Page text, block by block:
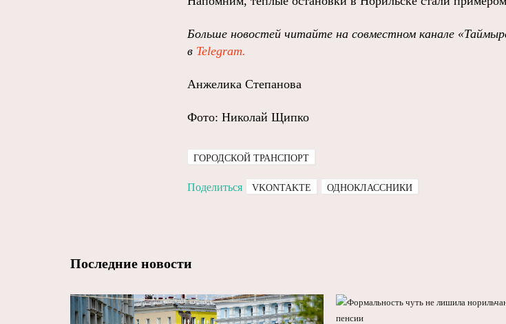
Больше новостей читайте на совместном канале
в Telegram.
Анжелика Степанова
Фото: Николай Щипко
ГОРОДСКОЙ ТРАНСПОРТ
Поделиться VKONTAKTE ОДНОКЛАССНИКИ
Последние новости